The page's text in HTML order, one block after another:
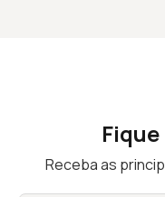
Receba as